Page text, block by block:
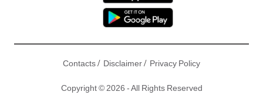
Contacts/ Disclaimer/ Privacy Policy
Copyright © 2026 - All Rights Reserved